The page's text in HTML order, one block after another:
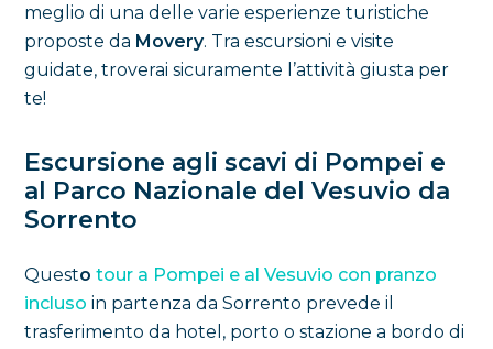
meglio di una delle varie esperienze turistiche
proposte da Movery. Tra escursioni e visite
guidate, troverai sicuramente l’attività giusta per
te!
Escursione agli scavi di Pompei e
al Parco Nazionale del Vesuvio da
Sorrento
Questo tour a Pompei e al Vesuvio con pranzo
incluso in partenza da Sorrento prevede il
trasferimento da hotel, porto o stazione a bordo di